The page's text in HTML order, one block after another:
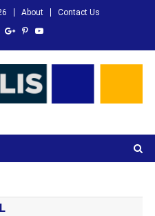
About Contact Us